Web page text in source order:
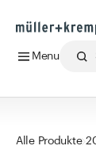
Menu
Merkliste
Alle Produkte